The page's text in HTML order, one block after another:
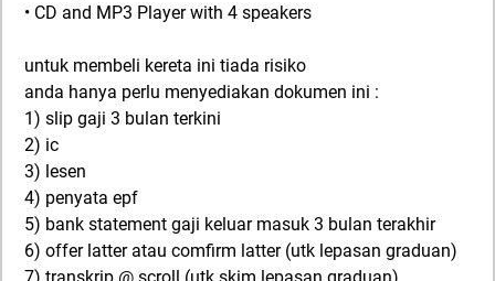
• CD and MP3 Player with 4 speakers
untuk membeli kereta ini tiada risiko
anda hanya perlu menyediakan dokumen ini :
1) slip gaji 3 bulan terkini
2) ic
3) lesen
4) penyata epf
5) bank statement gaji keluar masuk 3 bulan terakhir
6) offer latter atau comfirm latter (utk lepasan graduan)
7) transkrip @ scroll (utk skim lepasan graduan)